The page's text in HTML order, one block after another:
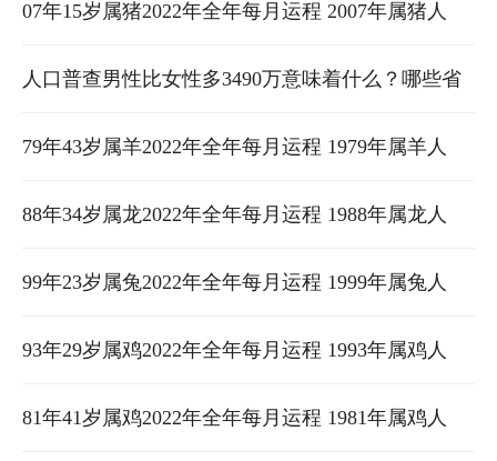
2022年运势及运程女性男性 01年属蛇2022年运势及
运程
07年15岁属猪2022年全年每月运程 2007年属猪人
2022年运势及运程女性男性 07年属猪人2022年学业
人口普查男性比女性多3490万意味着什么？哪些省
份的人最愿意生孩子？ 这次人口普查男人比女人多
多少
79年43岁属羊2022年全年每月运程 1979年属羊人
2022年运势及运程女性男性 79年属羊2022年的全年
运势
88年34岁属龙2022年全年每月运程 1988年属龙人
2022年运势及运程女性男性 88年属龙人在2022年运
势
99年23岁属兔2022年全年每月运程 1999年属兔人
2022年运势及运程女性男性 属兔99年2021年运势及
运程
93年29岁属鸡2022年全年每月运程 1993年属鸡人
2022年运势及运程女性男性 93年属鸡2022年运势每
81年41岁属鸡2022年全年每月运程 1981年属鸡人